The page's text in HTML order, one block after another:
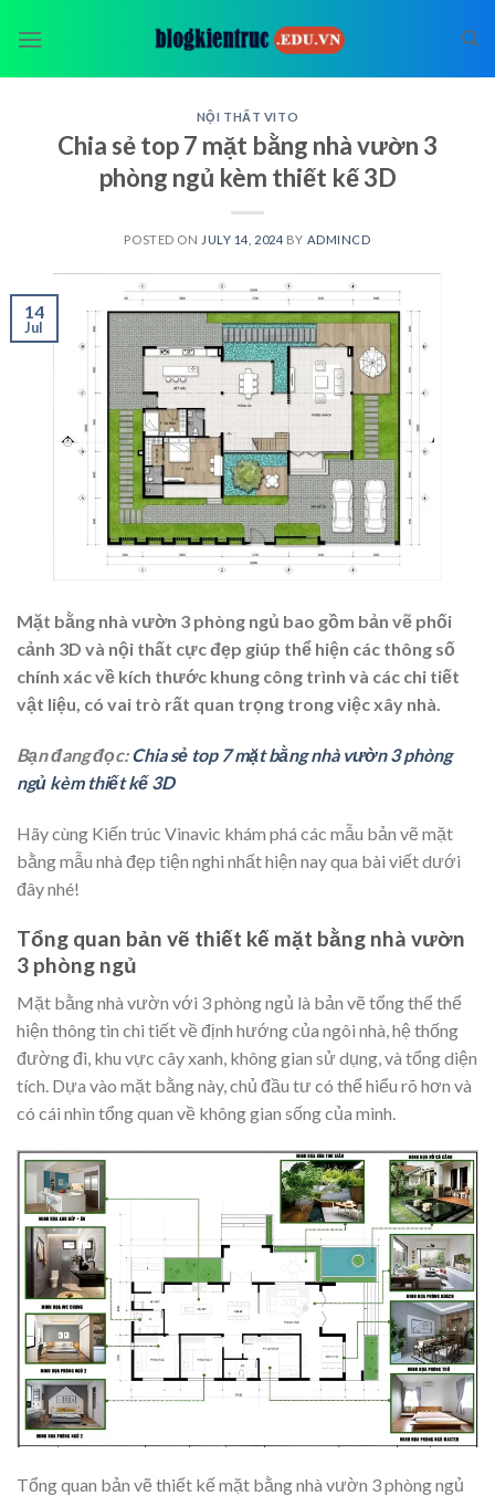
NỘI THẤT VITO
Chia sẻ top 7 mặt bằng nhà vườn 3
phòng ngủ kèm thiết kế 3D
POSTED ON JULY 14, 2024 BY ADMINCD
14
Jul
Mặt bằng nhà vườn 3 phòng ngủ bao gồm bản vẽ phối
cảnh 3D và nội thất cực đẹp giúp thể hiện các thông số
chính xác về kích thước khung công trình và các chi tiết
vật liệu, có vai trò rất quan trọng trong việc xây nhà.
Bạn đang đọc:Chia sẻ top 7 mặt bằng nhà vườn 3 phòng
ngủ kèm thiết kế 3D
Hãy cùng Kiến trúc Vinavic khám phá các mẫu bản vẽ mặt
bằngmẫu nhà đẹp tiện nghi nhất hiện nay qua bài viết dưới
đây nhé!
Tổng quan bản vẽ thiết kế mặt bằng nhà vườn
3 phòng ngủ
Mặt bằng nhà vườn với 3 phòng ngủ là bản vẽ tổng thể thể
hiện thông tin chi tiết về định hướng của ngôi nhà, hệ thống
đường đi, khu vực cây xanh, không gian sử dụng, và tổng diện
tích. Dựa vào mặt bằng này, chủ đầu tư có thể hiểu rõ hơn và
có cái nhìn tổng quan về không gian sống của mình.
Tổng quan bản vẽ thiết kế mặt bằng nhà vườn 3 phòng ngủ